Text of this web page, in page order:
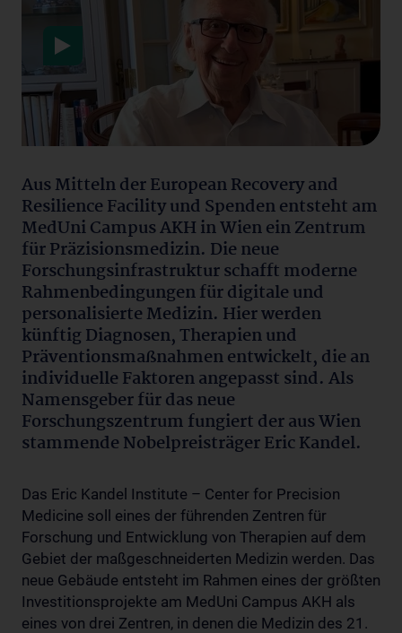
Datenschutzerklärung
Aus Mitteln der European Recovery and
Resilience Facility und Spenden entsteht am
MedUni Campus AKH in Wien ein Zentrum
für Präzisionsmedizin. Die neue
Forschungsinfrastruktur schafft moderne
Rahmenbedingungen für digitale und
personalisierte Medizin. Hier werden
künftig Diagnosen, Therapien und
Präventionsmaßnahmen entwickelt, die an
individuelle Faktoren angepasst sind. Als
Namensgeber für das neue
Forschungszentrum fungiert der aus Wien
stammende Nobelpreisträger Eric Kandel.
Das Eric Kandel Institute – Center for Precision
Medicine soll eines der führenden Zentren für
Forschung und Entwicklung von Therapien auf dem
Gebiet der maßgeschneiderten Medizin werden. Das
neue Gebäude entsteht im Rahmen eines der größten
Investitionsprojekte am MedUni Campus AKH als
eines von drei Zentren, in denen die Medizin des 21.